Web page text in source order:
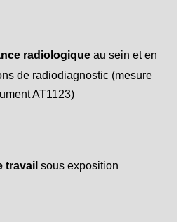
radiologiqueau sein et en
de radiodiagnostic (mesure
AT1123)
travail sous exposition